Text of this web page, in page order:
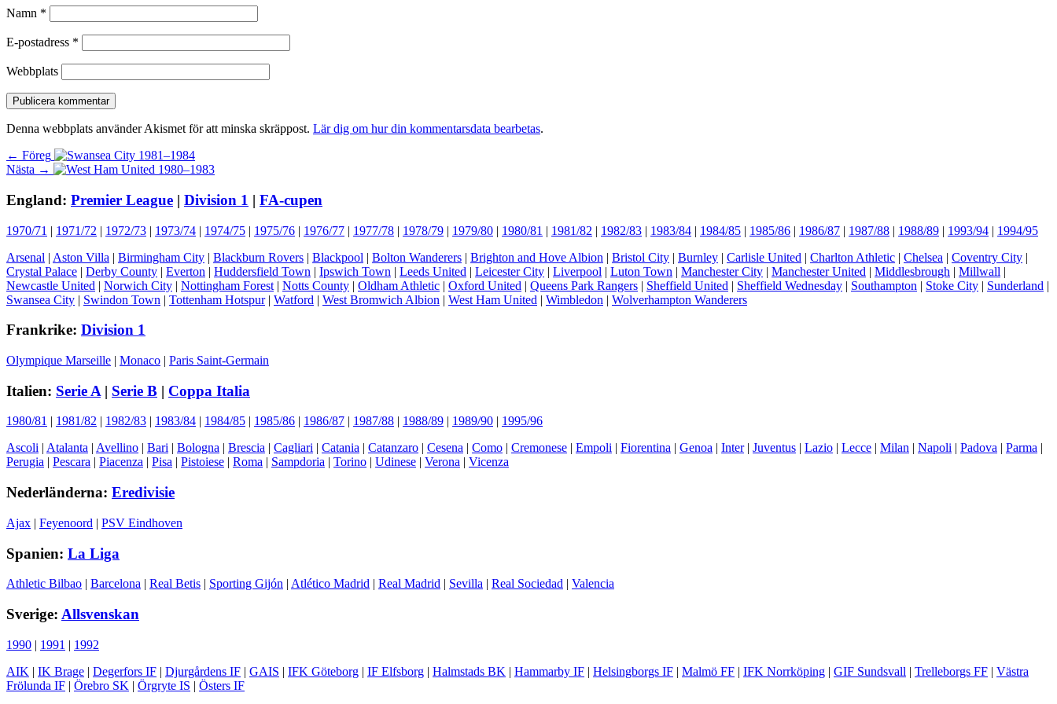
Namn *
E-postadress *
Webbplats
Denna webbplats använder Akismet för att minska skräppost. Lär dig om hur din kommentarsdata bearbetas.
Inläggsnavigering
← Föreg Föregående
inlägg:
Nästa → Nästa
England: Premier League | Division 1 | FA-cupen
1970/71 | 1971/72 | 1972/73 | 1973/74 | 1974/75 | 1975/76 | 1976/77 | 1977/78 | 1978/79 | 1979/80 | 1980/81 | 1981/82 | 1982/83 | 1983/84 | 1984/85 | 1985/86 | 1986/87 | 1987/88 | 1988/89 | 1993/94 | 1994/95
Arsenal | Aston Villa | Birmingham City | Blackburn Rovers | Blackpool | Bolton Wanderers | Brighton and Hove Albion | Bristol City | Burnley | Carlisle United | Charlton Athletic | Chelsea | Coventry City |
Crystal Palace | Derby County | Everton | Huddersfield Town | Ipswich Town | Leeds United | Leicester City | Liverpool | Luton Town | Manchester City | Manchester United | Middlesbrough | Millwall |
Newcastle United | Norwich City | Nottingham Forest | Notts County | Oldham Athletic | Oxford United | Queens Park Rangers | Sheffield United | Sheffield Wednesday | Southampton | Stoke City | Sunderland |
Swansea City | Swindon Town | Tottenham Hotspur| Watford | West Bromwich Albion | West Ham United | Wimbledon | Wolverhampton Wanderers
Frankrike: Division 1
Olympique Marseille | Monaco | Paris Saint-Germain
Italien: Serie A | Serie B | Coppa Italia
1980/81 | 1981/82 | 1982/83 | 1983/84 | 1984/85 | 1985/86 | 1986/87 | 1987/88 | 1988/89 | 1989/90 | 1995/96
Ascoli | Atalanta | Avellino | Bari | Bologna | Brescia | Cagliari | Catania | Catanzaro | Cesena | Como | Cremonese | Empoli | Fiorentina | Genoa | Inter| Juventus | Lazio | Lecce | Milan | Napoli | Padova | Parma |
Perugia | Pescara | Piacenza | Pisa | Pistoiese | Roma | Sampdoria | Torino | Udinese | Verona | Vicenza
Nederländerna: Eredivisie
Ajax | Feyenoord | PSV Eindhoven
Spanien: La Liga
Athletic Bilbao | Barcelona | Real Betis | Sporting Gijón | Atlético Madrid | Real Madrid | Sevilla | Real Sociedad | Valencia
Sverige: Allsvenskan
1990 | 1991 | 1992
AIK | IK Brage | Degerfors IF | Djurgårdens IF | GAIS | IFK Göteborg | IF Elfsborg | Halmstads BK | Hammarby IF | Helsingborgs IF | Malmö FF | IFK Norrköping | GIF Sundsvall | Trelleborgs FF | Västra
Frölunda IF | Örebro SK | Örgryte IS | Östers IF